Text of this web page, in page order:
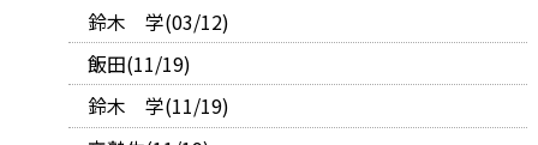
鈴木 学(03/12)
飯田(11/19)
鈴木 学(11/19)